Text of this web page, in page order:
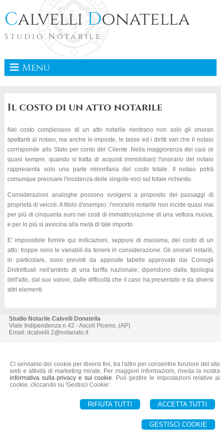
Ci serviamo dei cookie per diversi fini, tra l'altro per consentire funzioni del sito
web e attività di marketing mirate. Per maggiori informazioni, riveda la nostra
informativa sulla privacy e sui cookie. Può gestire le impostazioni relative ai
cookie, cliccando su 'Gestisci Cookie'.
ACCETTA TUTTI
RIFIUTA TUTTI
GESTISCI COOKIE
Calvelli Donatella
Studio Notarile
Menu
Il costo di un atto notarile
Nel costo complessivo di un atto notarile rientrano non solo gli onorari
spettanti al notaio, ma anche le imposte, le tasse ed i diritti vari che il notaio
corrisponde allo Stato per conto del Cliente. Nella maggioranza dei casi (e
quasi sempre, quando si tratta di acquisti immobiliari) l'onorario del notaio
rappresenta solo una parte minoritaria del costo totale. Il notaio potrà
comunque precisare l'incidenza delle singole voci sul totale richiesto.
Considerazioni analoghe possono svolgersi a proposito dei passaggi di
proprietà di veicoli. A titolo d'esempio: l'onorario notarile non incide quasi mai
per più di cinquanta euro nei costi di immatricolazione di una vettura nuova,
e per lo più si avvicina alla metà di tale importo.
E' impossibile fornire qui indicazioni, seppure di massima, del costo di un
atto: troppe sono le variabili da tenere in considerazione. Gli onorari notarili,
in particolare, sono previsti da apposite tabelle approvate dai Consigli
Distrettuali nell'ambito di una tariffa nazionale: dipendono dalla tipologia
dell'atto, dal suo valore, dalle difficoltà che il caso ha presentato e da diversi
altri elementi.
Studio Notarile Calvelli Donatella
Viale Indipendenza n 42 -Ascoli Piceno, (AP)
Email: dcalvelli.2@notariato.it